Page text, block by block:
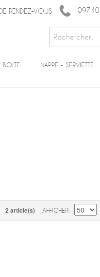
RENDEZ-VOUS
BOITE NAPPE - SERVIETTE
2 article(s) AFFICHER